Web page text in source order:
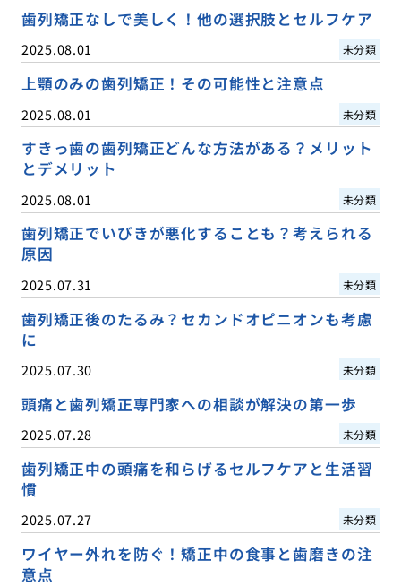
歯列矯正なしで美しく！他の選択肢とセルフケア
2025.08.01 未分類
上顎のみの歯列矯正！その可能性と注意点
2025.08.01 未分類
すきっ歯の歯列矯正どんな方法がある？メリット
とデメリット
2025.08.01 未分類
歯列矯正でいびきが悪化することも？考えられる
原因
2025.07.31 未分類
歯列矯正後のたるみ？セカンドオピニオンも考慮
に
2025.07.30 未分類
頭痛と歯列矯正専門家への相談が解決の第一歩
2025.07.28 未分類
歯列矯正中の頭痛を和らげるセルフケアと生活習
慣
2025.07.27 未分類
ワイヤー外れを防ぐ！矯正中の食事と歯磨きの注
意点